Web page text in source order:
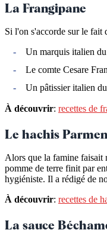
La Frangipane
Si l'on s'accorde sur le fait
Un marquis italien
Le comte Cesare
Un pâtissier italien
À découvrir: recettes de
Le hachis
Alors que la famine faisait
pomme de terre finit par
hygiéniste. Il a rédigé de
À découvrir: recettes de
La sauce